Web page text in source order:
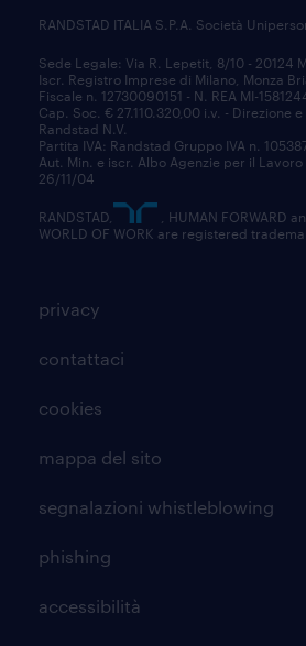
RANDSTAD ITALIA S.P.A. Società
Sede Legale: Via R. Lepetit, 8/10 - 20124
Iscr. Registro Imprese di Milano, Monza
Fiscale n. 12730090151 - N. REA MI-
Cap. Soc. € 27.110.320,00 i.v. - Direzione
Randstad N.V.
Partita IVA: Randstad Gruppo IVA n.
Aut. Min. e iscr. Albo Agenzie per il Lavoro
26/11/04
RANDSTAD,
, HUMAN FORWARD
WORLD OF WORK are registered
privacy
contattaci
cookies
mappa del sito
segnalazioni whistleblowing
phishing
accessibilità